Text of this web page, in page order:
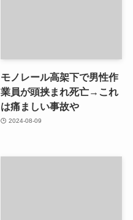
モノレール高架下で男性作
業員が頭挟まれ死亡→これ
は痛ましい事故や
2024-08-09